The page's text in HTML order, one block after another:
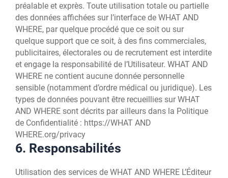
préalable et exprès. Toute utilisation totale ou partielle
des données affichées sur l’interface de WHAT AND
WHERE, par quelque procédé que ce soit ou sur
quelque support que ce soit, à des fins commerciales,
publicitaires, électorales ou de recrutement est interdite
et engage la responsabilité de l’Utilisateur. WHAT AND
WHERE ne contient aucune donnée personnelle
sensible (notamment d’ordre médical ou juridique). Les
types de données pouvant être recueillies sur WHAT
AND WHERE sont décrits par ailleurs dans la Politique
de Confidentialité : https://WHAT AND
WHERE.org/privacy
6. Responsabilités
Utilisation des services de WHAT AND WHERE L’Éditeur